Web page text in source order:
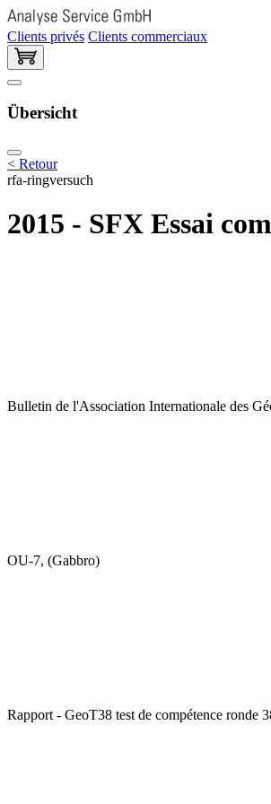
Clients privés Clients commerciaux
Übersicht
< Retour
rfa-ringversuch
2015 - SFX Essai
Bulletin de l'Association Internationale des
OU-7, (Gabbro)
Rapport - GeoT38 test de compétence ronde